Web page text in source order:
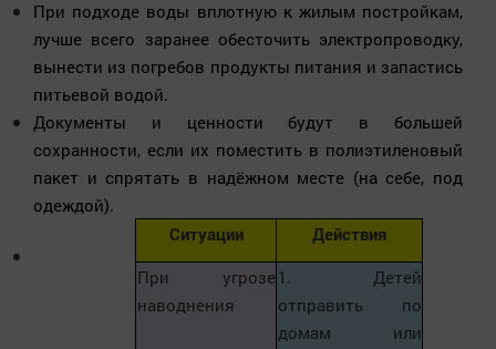
При подходе воды вплотную к жилым постройкам,
лучше всего заранее обесточить электропроводку,
вынести из погребов продукты питания и запастись
питьевой водой.
Документы и ценности будут в большей
сохранности, если их поместить в полиэтиленовый
пакет и спрятать в надёжном месте (на себе, под
одеждой).
Ситуации
Действия
При угрозе
наводнения
1. Детей
отправить по
домам или